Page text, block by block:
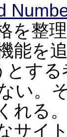
を整
能を
とす
い。
れる
サイ